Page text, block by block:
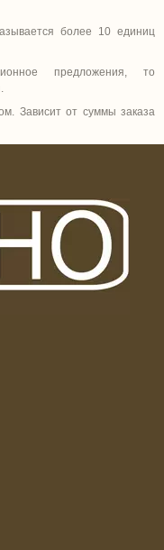
более 10 единиц
предложения, то
Зависит от суммы заказа